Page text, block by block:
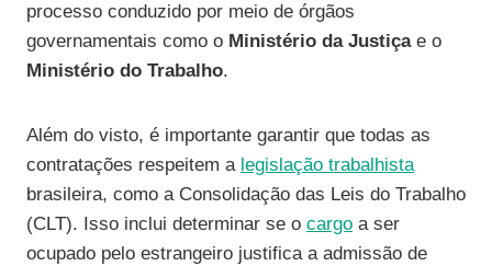
processo conduzido por meio de órgãos
governamentais como o Ministério da Justiçae o
Ministério do Trabalho.
Além do visto, é importante garantir que todas as
contratações respeitem a legislação trabalhista
brasileira, como a Consolidação das Leis do Trabalho
(CLT). Isso inclui determinar se o cargo a ser
ocupado pelo estrangeiro justifica a admissão de